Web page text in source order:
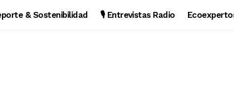
& Sostenibilidad 🎙️ Entrevistas Radio